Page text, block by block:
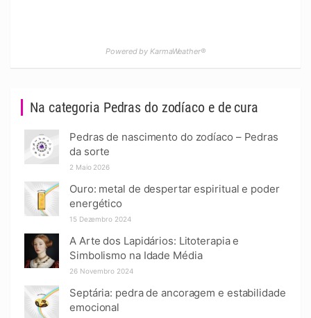
Na categoria Pedras do zodíaco e de cura
Pedras de nascimento do zodíaco – Pedras
da sorte
2 Maio 2026
Ouro: metal de despertar espiritual e poder
energético
15 Dezembro 2024
A Arte dos Lapidários: Litoterapia e
Simbolismo na Idade Média
26 Novembro 2024
Septária: pedra de ancoragem e estabilidade
emocional
Powered by KarmaWeather®